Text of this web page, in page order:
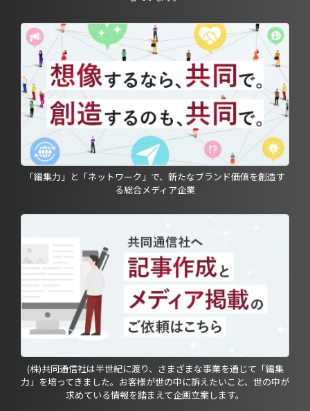
「編集力」と「ネットワーク」で、新たなブランド価値を創造す
る総合メディア企業
(株)共同通信社は半世紀に渡り、さまざまな事業を通じて「編集
力」を培ってきました。お客様が世の中に訴えたいこと、世の中が
求めている情報を踏まえて企画立案します。